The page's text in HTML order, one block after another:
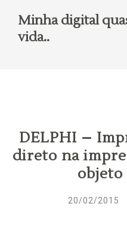
Minha digital
vida..
DELPHI –
direto na
20/02/2015